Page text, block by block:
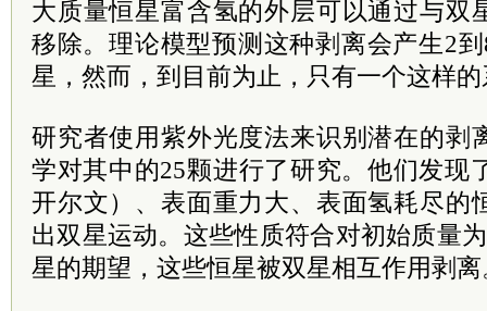
大质量恒星富含氢的外层可以通过与双
移除。理论模型预测这种剥离会产生2
星，然而，到目前为止，只有一个这样
研究者使用紫外光度法来识别潜在的剥
学对其中的25颗进行了研究。他们发现
开尔文）、表面重力大、表面氢耗尽的
出双星运动。这些性质符合对初始质量
星的期望，这些恒星被双星相互作用剥离